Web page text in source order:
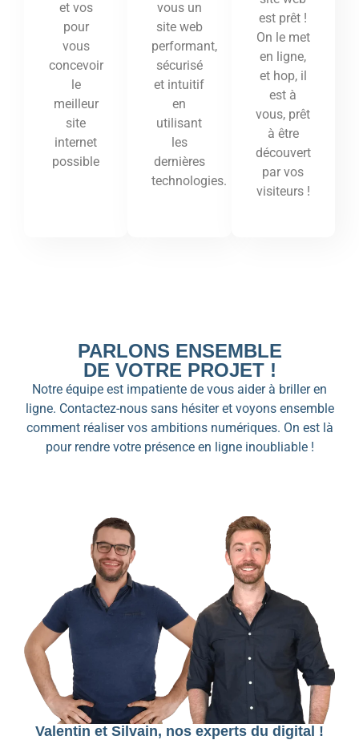
et vos
pour
vous
concevoir
le
meilleur
site
internet
possible
vous un
site web
performant,
sécurisé
et intuitif
en
utilisant
les
dernières
technologies.
est prêt !
On le met
en ligne,
et hop, il
est à
vous, prêt
à être
découvert
par vos
visiteurs !
PARLONS ENSEMBLE
DE VOTRE PROJET !
Notre équipe est impatiente de vous aider à briller en
ligne. Contactez-nous sans hésiter et voyons ensemble
comment réaliser vos ambitions numériques. On est là
pour rendre votre présence en ligne inoubliable !
Valentin et Silvain, nos experts du digital !